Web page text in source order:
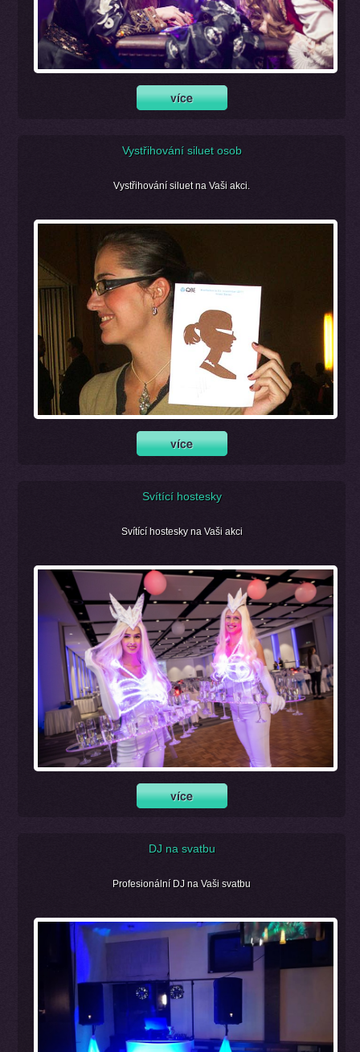
Vystřihování siluet osob
Vystřihování siluet na Vaši akci.
Svítící hostesky
Svítící hostesky na Vaši akci
DJ na svatbu
Profesionální DJ na Vaši svatbu